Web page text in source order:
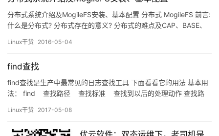
分布式系统介绍及MogileFS安装、基本配置 分布式 MogileFS 前言:
什么是分布式? 分布式存在的意义? 分布式的难点及CAP、BASE、
现原理: MogileFS编译安装和配置 总结 前言: 不知不觉中我们就进
Linux干货 2016-05-04
find查找
find查找是生产中最常见的日志查找工具 下面看看它的用法 基本用
法： find 查找路径 查找标准 查找到以后的处理动作 查找路
当前的目录 查找的标准：查找的时候用什么方式去查找 处理动作：
Linux干货 2017-05-08